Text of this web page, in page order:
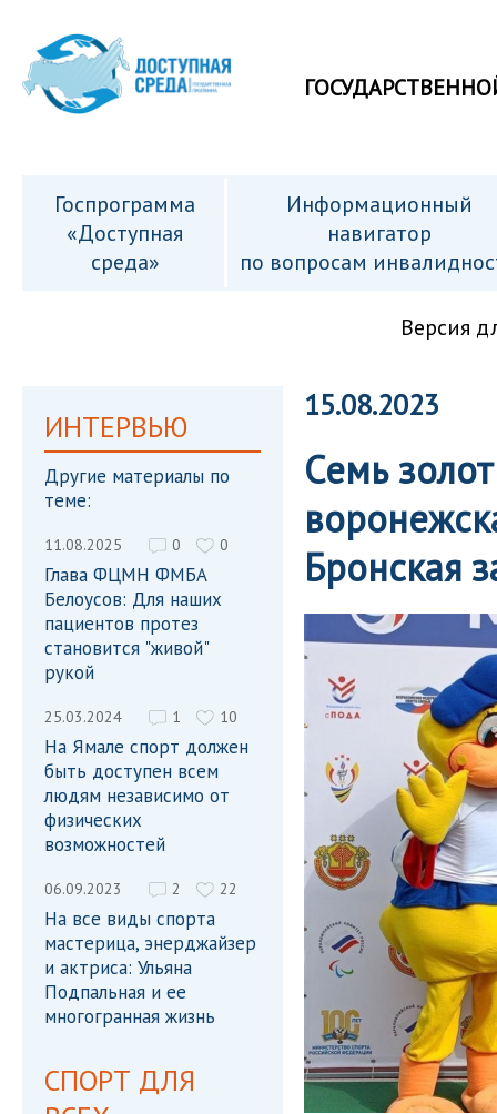
Госпрограмма
«Доступная
среда»
Информационный
навигатор
по вопросам
Версия
ИНТЕРВЬЮ
Другие материалы по
теме:
11.08.2025 0 0
Глава ФЦМН ФМБА
Белоусов: Для наших
пациентов протез
становится "живой"
рукой
25.03.2024 1 10
На Ямале спорт должен
быть доступен всем
людям независимо от
физических
возможностей
06.09.2023 2 22
На все виды спорта
мастерица, энерджайзер
и актриса: Ульяна
Подпальная и ее
многогранная жизнь
СПОРТ ДЛЯ
15.08.2023
Семь
Бронская